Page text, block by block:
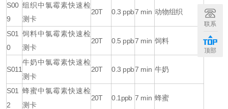
S00
9
组织中氯霉素快速检
测卡
20T 0.3 ppb7 min 动物组织
S01
0
饲料中氯霉素快速检
测卡
20T 0.5 ppb7 min 饲料
S011
牛奶中氯霉素快速检
测卡
20T 0.3 ppb7 min 牛奶
S01
2
蜂蜜中氯霉素快速检
测卡
20T 0.1ppb 7 min 蜂蜜
联系
顶部